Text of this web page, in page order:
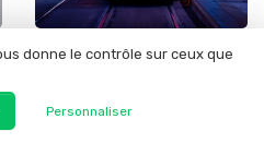
Transition écologique • 28/06/2025
donne le contrôle sur ceux que
Personnaliser